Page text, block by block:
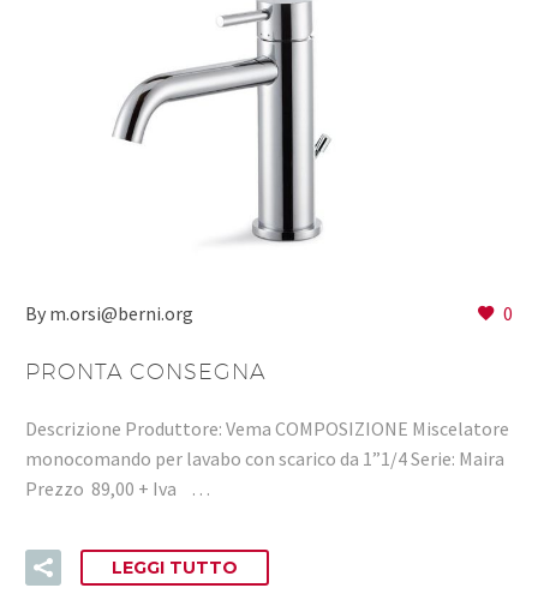
0
By m.orsi@berni.org
PRONTA CONSEGNA
Descrizione Produttore: Vema COMPOSIZIONE Miscelatore
monocomando per lavabo con scarico da 1”1/4 Serie: Maira
Prezzo 89,00 + Iva …
LEGGI TUTTO